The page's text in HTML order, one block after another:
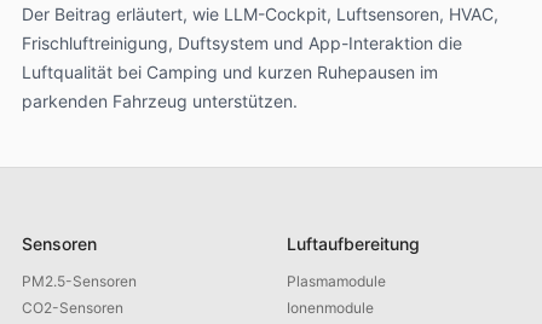
Der Beitrag erläutert, wie LLM-Cockpit, Luftsensoren, HVAC,
Frischluftreinigung, Duftsystem und App-Interaktion die
Luftqualität bei Camping und kurzen Ruhepausen im
parkenden Fahrzeug unterstützen.
Sensoren
PM2.5-Sensoren
CO2-Sensoren
Luftaufbereitung
Plasmamodule
Ionenmodule